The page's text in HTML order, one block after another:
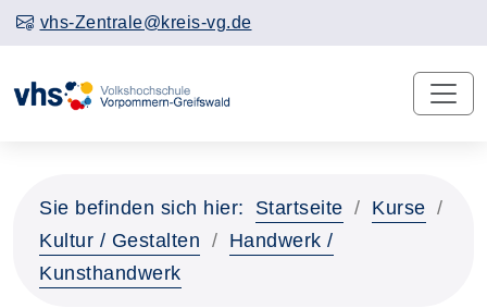
vhs-Zentrale@kreis-vg.de
Sie befinden sich hier: Startseite
Kurse
Kultur / Gestalten
Handwerk /
Kunsthandwerk